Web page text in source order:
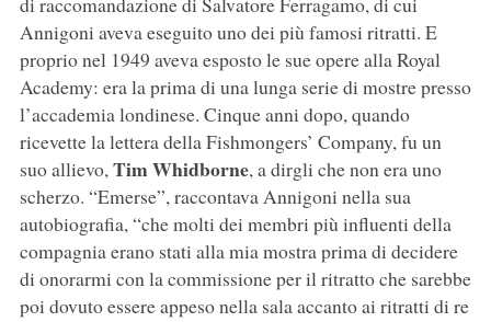
Annigoni aveva eseguito uno dei più famosi ritratti. E
proprio nel 1949 aveva esposto le sue opere alla Royal
Academy: era la prima di una lunga serie di mostre presso
l’accademia londinese. Cinque anni dopo, quando
ricevette la lettera della Fishmongers’ Company, fu un
suo allievo,Tim Whidborne, a dirgli che non era uno
scherzo. “Emerse”, raccontava Annigoni nella sua
autobiografia, “che molti dei membri più influenti della
compagnia erano stati alla mia mostra prima di decidere
di onorarmi con la commissione per il ritratto che sarebbe
poi dovuto essere appeso nella sala accanto ai ritratti di re